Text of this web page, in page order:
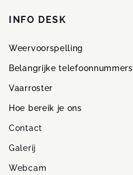
INFO DESK
Weervoorspelling
Belangrijke telefoonnummers
Vaarroster
Hoe bereik je ons
Contact
Galerij
Webcam